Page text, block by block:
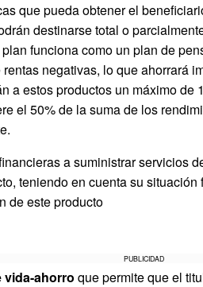
que pueda obtener el
destinarse total o
funciona como un plan de
negativas, lo que ahorrará
a estos productos un máximo
el 50% de la suma de los
a suministrar servicios
teniendo en cuenta su
de este producto
PUBLICIDAD
vida-ahorro que permite que el